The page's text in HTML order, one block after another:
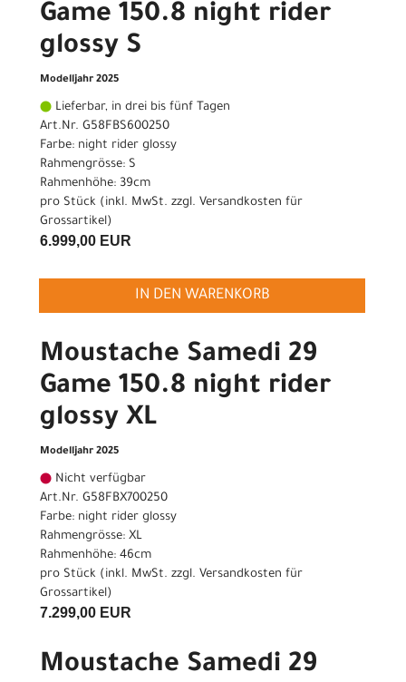
Game 150.8 night rider
glossy S
Modelljahr 2025
Lieferbar, in drei bis fünf Tagen
Art.Nr. G58FBS600250
Farbe: night rider glossy
Rahmengrösse: S
Rahmenhöhe: 39cm
pro Stück (inkl. MwSt. zzgl. Versandkosten für
Grossartikel)
6.999,00 EUR
IN DEN WARENKORB
Moustache Samedi 29
Game 150.8 night rider
glossy XL
Modelljahr 2025
Nicht verfügbar
Art.Nr. G58FBX700250
Farbe: night rider glossy
Rahmengrösse: XL
Rahmenhöhe: 46cm
pro Stück (inkl. MwSt. zzgl. Versandkosten für
Grossartikel)
7.299,00 EUR
Moustache Samedi 29